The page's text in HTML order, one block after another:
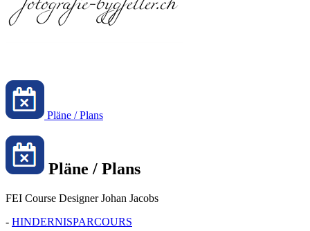
Pläne / Plans
Pläne / Plans
FEI Course Designer Johan Jacobs
- HINDERNISPARCOURS